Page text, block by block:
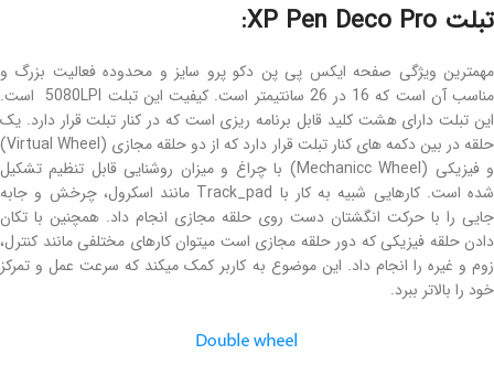
تبلت XP Pen Deco Pro:
مهمترین ویژگی صفحه ایکس پی پن دکو پرو سایز و محدوده فعالیت بزرگ و
مناسب آن است که 16 در 26 سانتیمتر است. کیفیت این تبلت 5080LPI است.
این تبلت دارای هشت کلید قابل برنامه ریزی است که در کنار تبلت قرار دارد. یک
حلقه در بین دکمه های کنار تبلت قرار دارد که از دو حلقه مجازی (Virtual Wheel)
و فیزیکی (Mechanicc Wheel) با چراغ و میزان روشنایی قابل تنظیم تشکیل
شده است. کارهایی شبیه به کار با Track_pad مانند اسکرول، چرخش و جابه
جایی را با حرکت انگشتان دست روی حلقه مجازی انجام داد. همچنین با تکان
دادن حلقه فیزیکی که دور حلقه مجازی است میتوان کارهای مختلفی مانند کنترل،
زوم و غیره را انجام داد. این موضوع به کاربر کمک میکند که سرعت عمل و تمرکز
خود را بالاتر ببرد.